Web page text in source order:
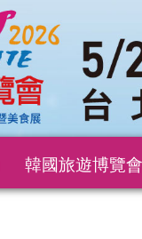
韓國旅遊博覽會